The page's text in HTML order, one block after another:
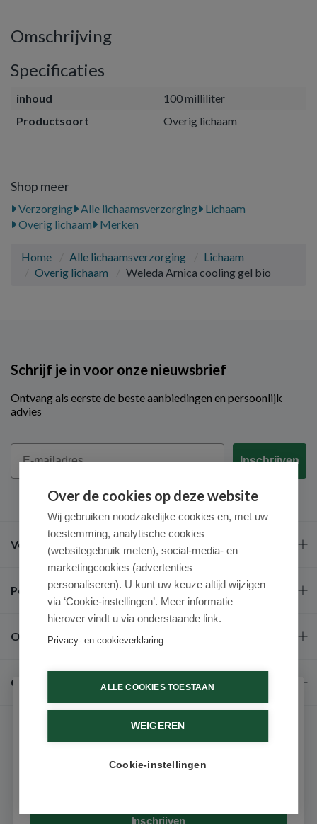
Omschrijving
Specificaties
inhoud
100 milliliter
Productsoort
Overig lichaam
Shop meer
Verzorging Alle lichaamsverzorging
Lichaam
Overig lichaam
Merken
Home Alle lichaamsverzorging
Lichaam
Overig lichaam
Weleda Arnica cooling gel bio
Schrijf je in voor onze nieuwsbrief
Ontvang als eerste de beste aanbiedingen en persoonlijk
advies
Email
Inschrijven
Veel gestelde vragen
Populaire merken
Over ons
Contact
Over de cookies op deze website
Wij gebruiken noodzakelijke cookies en, met uw
toestemming, analytische cookies
(websitegebruik meten), social-media- en
marketingcookies (advertenties
personaliseren). U kunt uw keuze altijd wijzigen
via ‘Cookie-instellingen’. Meer informatie
hierover vindt u via onderstaande link.
Privacy- en cookieverklaring
ALLE COOKIES TOESTAAN
WEIGEREN
Cookie-instellingen
Schrijf je in voor onze nieuwsbrief
Ontvang als eerste de beste aanbiedingen en persoonlijk
advies
Inschrijven